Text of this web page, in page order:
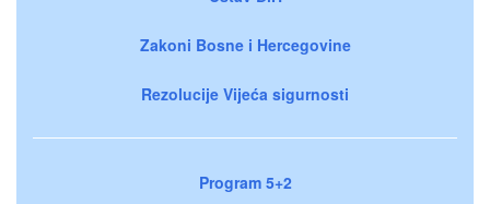
Zakoni Bosne i Hercegovine
Rezolucije Vijeća sigurnosti
Program 5+2